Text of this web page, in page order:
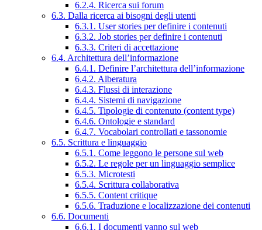
6.2.4. Ricerca sui forum
6.3. Dalla ricerca ai bisogni degli utenti
6.3.1. User stories per definire i contenuti
6.3.2. Job stories per definire i contenuti
6.3.3. Criteri di accettazione
6.4. Architettura dell’informazione
6.4.1. Definire l’architettura dell’informazione
6.4.2. Alberatura
6.4.3. Flussi di interazione
6.4.4. Sistemi di navigazione
6.4.5. Tipologie di contenuto (content type)
6.4.6. Ontologie e standard
6.4.7. Vocabolari controllati e tassonomie
6.5. Scrittura e linguaggio
6.5.1. Come leggono le persone sul web
6.5.2. Le regole per un linguaggio semplice
6.5.3. Microtesti
6.5.4. Scrittura collaborativa
6.5.5. Content critique
6.5.6. Traduzione e localizzazione dei contenuti
6.6. Documenti
6.6.1. I documenti vanno sul web